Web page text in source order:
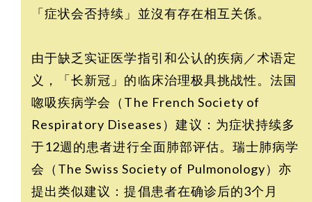
「症状会否持续」並沒有存在相互关係。
由于缺乏实证医学指引和公认的疾病／术语定
义，「长新冠」的临床治理极具挑战性。法国
唿吸疾病学会（The French Society of
Respiratory Diseases）建议：为症状持续多
于12週的患者进行全面肺部评估。瑞士肺病学
会（The Swiss Society of Pulmonology）亦
提出类似建议：提倡患者在确诊后的3个月